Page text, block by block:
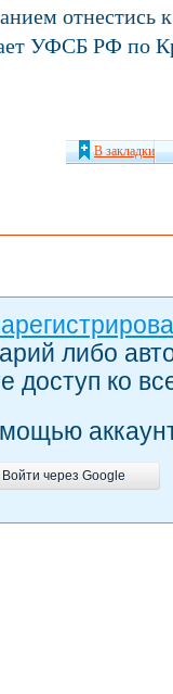
отнестись
УФСБ РФ по
В закладки
либо
доступ ко
Войти через Google
Войти через Google